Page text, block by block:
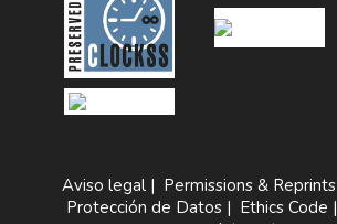
Aviso legal | Permissions & Reprints
Protección de Datos| Ethics Code |